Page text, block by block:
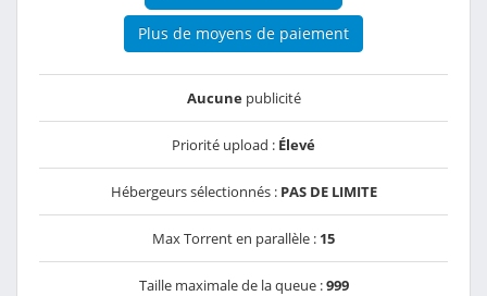
Plus de moyens de paiement
Aucunepublicité
Priorité upload : Élevé
Hébergeurs sélectionnés : PAS DE LIMITE
Max Torrent en parallèle : 15
Taille maximale de la queue :999